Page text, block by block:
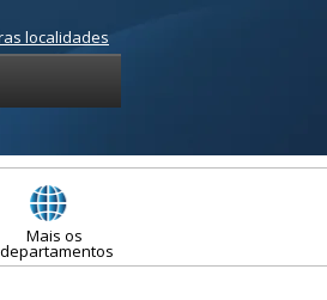
localidades
Mais os
departamentos